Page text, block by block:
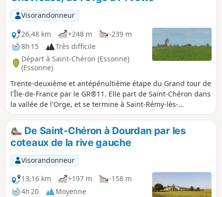
Visorandonneur
26,48 km
+248 m
-239 m
8h 15
Très difficile
Départ à Saint-Chéron (Essonne)
(Essonne)
Trente-deuxième et antépénultième étape du Grand tour de
l'Île-de-France par le GR®11. Elle part de Saint-Chéron dans
la vallée de l'Orge, et se termine à Saint-Rémy-lès-
Chevreuse dans la vallée de l'Yvette, achevant ainsi la
traversée de l'Essonne via ses principales vallées. Après un
début orienté vers l'Ouest, l'itinéraire suit une orientation
plein Nord à travers les plateaux du Hurepoix.
De Saint-Chéron à Dourdan par les
coteaux de la rive gauche
Visorandonneur
13,16 km
+197 m
-158 m
4h 20
Moyenne